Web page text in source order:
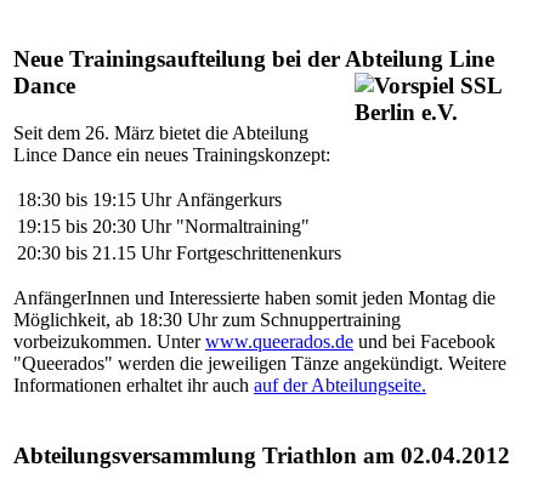
Neue Trainingsaufteilung bei der Abteilung Line
Dance
Seit dem 26. März bietet die Abteilung
Lince Dance ein neues Trainingskonzept:
18:30 bis 19:15 Uhr Anfängerkurs
19:15 bis 20:30 Uhr "Normaltraining"
20:30 bis 21.15 Uhr Fortgeschrittenenkurs
AnfängerInnen und Interessierte haben somit jeden Montag die
Möglichkeit, ab 18:30 Uhr zum Schnuppertraining
vorbeizukommen. Unterwww.queerados.de und bei Facebook
"Queerados" werden die jeweiligen Tänze angekündigt. Weitere
Informationen erhaltet ihr auch auf der Abteilungseite.
Abteilungsversammlung Triathlon am 02.04.2012